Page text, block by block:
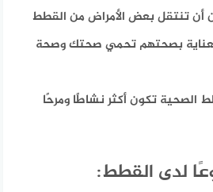
أن تنتقل بعض الأمراض من القطط
بصحتهم تحمي صحتك وصحة
الصحية تكون أكثر نشاطًا ومرحًا
لدى القطط: